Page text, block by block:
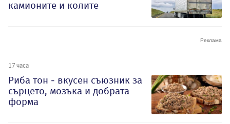
камионите и колите
17 часа
Риба тон - вкусен съюзник за
сърцето, мозъка и добрата
форма